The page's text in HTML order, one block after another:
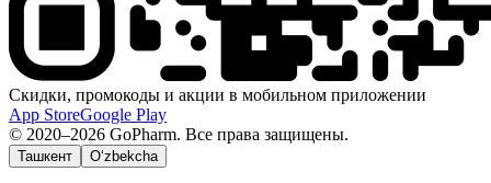
Скидки, промокоды и акции в мобильном приложении
App StoreGoogle Play
© 2020–2026 GoPharm. Все права защищены.
Ташкент O‘zbekcha